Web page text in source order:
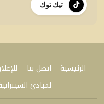
تيك توك
الرئيسية اتصل بنا
المبادئ